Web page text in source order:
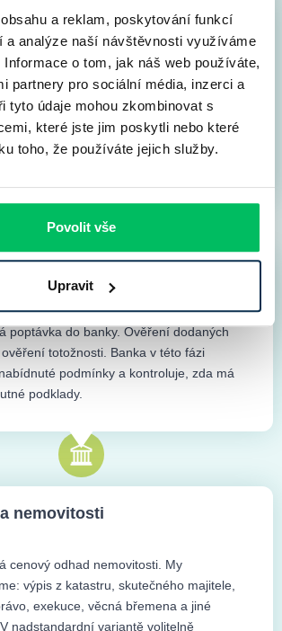
a reklam, poskytování funkcí
a analýze naší návštěvnosti využíváme
o tom, jak náš web používáte,
partnery pro sociální média, inzerci a
tyto údaje mohou zkombinovat s
které jste jim poskytli nebo které
toho, že používáte jejich služby.
Povolit vše
Upravit
všech hypoték v ČR
co nejvíce informací, zpřesníte si tak
získáte lepší podmínky. Přidělíme vám též
specialistu, který vám bude k
Superkonkrétní nabídku vám dáme po
kontrole do druhého dne.
do banky
poptávka do banky. Ověření dodaných
totožnosti. Banka v této fázi
podmínky a kontroluje, zda má
podklady.
nemovitosti
cenový odhad nemovitosti. My
výpis z katastru, skutečného majitele,
exekuce, věcná břemena a jiné
nadstandardní variantě volitelně